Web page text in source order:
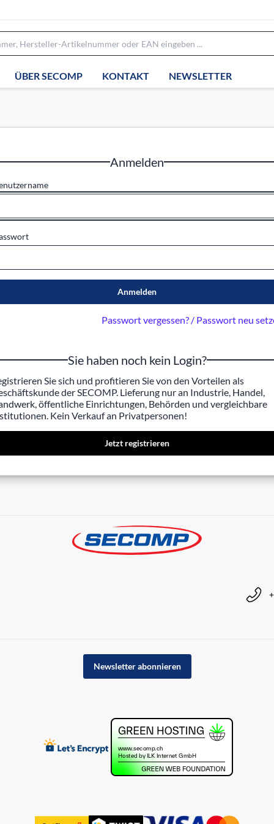
ÜBER SECOMP KONTAKT NEWSLETTER
Anmelden
Anmelden
Passwort vergessen? / Passwort neu
Sie haben noch kein Login?
Sie sich und profitieren Sie von den Vorteilen als
der SECOMP. Lieferung nur an Industrie, Handel,
öffentliche Einrichtungen, Behörden und vergleichbare
Kein Verkauf an Privatpersonen!
Jetzt registrieren
Newsletter abonnieren